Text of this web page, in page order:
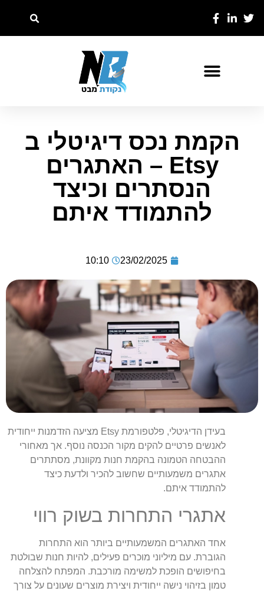
הקמת נכס דיגיטלי ב
Etsy – האתגרים
הנסתרים וכיצד
להתמודד איתם
23/02/2025
10:10
בעידן הדיגיטלי, פלטפורמת Etsy מציעה הזדמנות ייחודית
לאנשים פרטיים להקים מקור הכנסה נוסף. אך מאחורי
ההבטחה הטמונה בהקמת חנות מקוונת, מסתתרים
אתגרים משמעותיים שחשוב להכיר ולדעת כיצד
להתמודד איתם.
אתגרי התחרות בשוק רווי
אחד האתגרים המשמעותיים ביותר הוא התחרות
הגוברת. עם מיליוני מוכרים פעילים, להיות חנות שבולטת
בחיפושים הופכת למשימה מורכבת. המפתח להצלחה
טמון בזיהוי נישה ייחודית ויצירת מוצרים שעונים על צורך